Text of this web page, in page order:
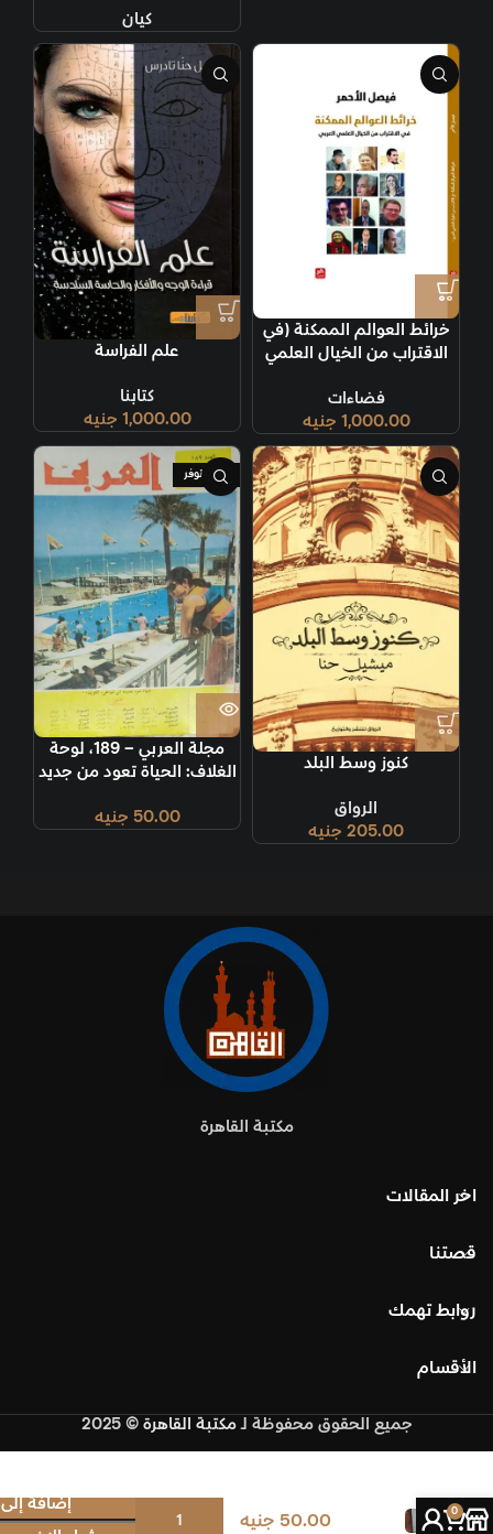
كيان
خرائط العوالم الممكنة (في
الاقتراب من الخيال العلمي
فضاءات
1,000.00 جنيه
علم الفراسة
كتابنا
1,000.00 جنيه
كنوز وسط البلد
الرواق
205.00 جنيه
غير متوفر
مجلة العربي – 189، لوحة
الغلاف: الحياة تعود من جديد
50.00 جنيه
مكتبة القاهرة
اخر المقالات
قصتنا
روابط تهمك
الأقسام
جميع الحقوق محفوظة لـمكتبة القاهرة © 2025
50.00 جنيه
إضافة
0